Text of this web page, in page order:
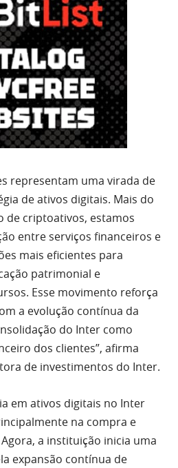
representam uma virada de
de ativos digitais. Mais do
de criptoativos, estamos
entre serviços financeiros e
mais eficientes para
patrimonial e
Esse movimento reforça
a evolução contínua da
do Inter como
dos clientes”, afirma
de investimentos do Inter.
em ativos digitais no Inter
na compra e
a instituição inicia uma
expansão contínua de